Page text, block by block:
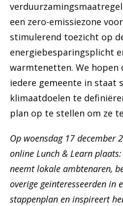
een zero-emissiezone
stimulerend toezicht op
energiebesparingsplicht
warmtenetten. We hopen
iedere gemeente in staat
klimaatdoelen te
plan op te stellen om ze
Op woensdag 17 december
online Lunch & Learn
neemt lokale ambtenaren,
overige geïnteresseerden in
stappenplan en inspireert